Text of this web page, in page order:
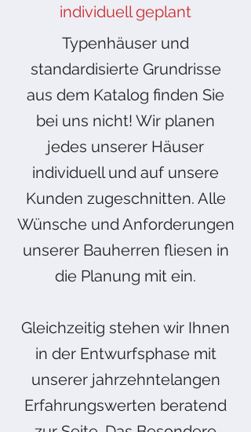
individuell geplant
Typenhäuser und
standardisierte Grundrisse
aus dem Katalog finden Sie
bei uns nicht! Wir planen
jedes unserer Häuser
individuell und auf unsere
Kunden zugeschnitten. Alle
Wünsche und Anforderungen
unserer Bauherren fliesen in
die Planung mit ein.
Gleichzeitig stehen wir Ihnen
in der Entwurfsphase mit
unserer jahrzehntelangen
Erfahrungswerten beratend